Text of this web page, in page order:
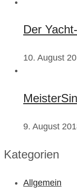
Der
10. August
9. August
Kategorien
Allgemein